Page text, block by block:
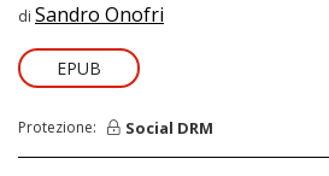
di Sandro Onofri
EPUB
Protezione: Social DRM